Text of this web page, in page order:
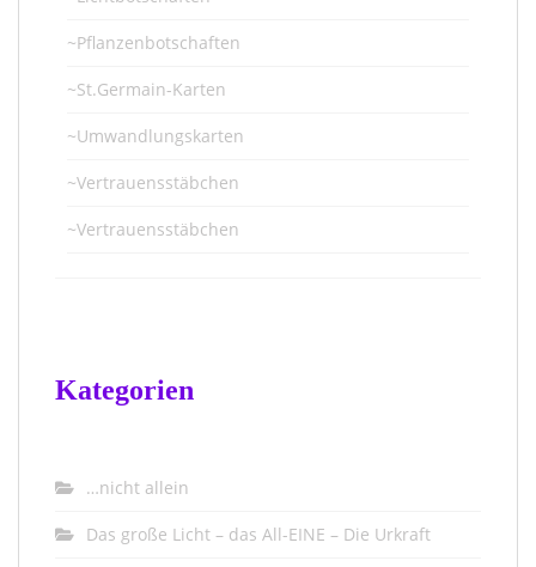
~Pflanzenbotschaften
~St.Germain-Karten
~Umwandlungskarten
~Vertrauensstäbchen
~Vertrauensstäbchen
Kategorien
…nicht allein
Das große Licht – das All-EINE – Die Urkraft